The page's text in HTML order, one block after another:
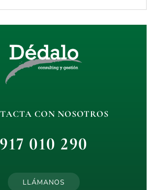
CON NOSOTROS
917 010 290
LLÁMANOS